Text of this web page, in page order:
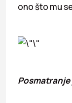
ono što mu